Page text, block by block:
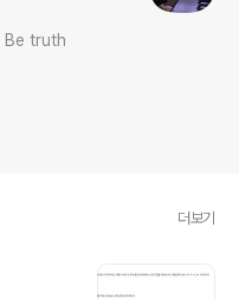
더보기